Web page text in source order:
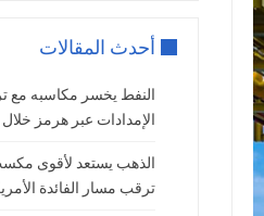
أحدث المقالات
النفط يخسر مكاسبه مع
الإمدادات عبر هرمز خلال
الذهب يستعد لأقوى
ترقب مسار الفائدة